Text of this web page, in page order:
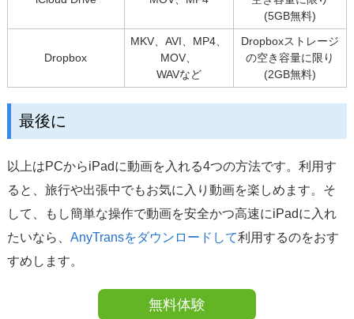
(5GB無料)
Dropbox
MKV、AVI、MP4、
MOV、
WAVなど
Dropboxストレージ
の空き容量に限り
(2GB無料)
最後に
以上はPCからiPadに動画を入れる4つの方法です。利用す
ると、旅行や出張中でもお気に入り動画を楽しめます。そ
して、もし簡単な操作で動画を安全かつ高速にiPadに入れ
たいなら、 AnyTransをダウンロードして利用するのをおす
すめします。
無料体験